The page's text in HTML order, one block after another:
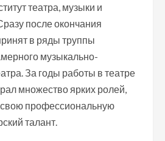
театра, музыки и
после окончания
в ряды труппы
музыкально-
За годы работы в театре
множество ярких ролей,
профессиональную
талант.